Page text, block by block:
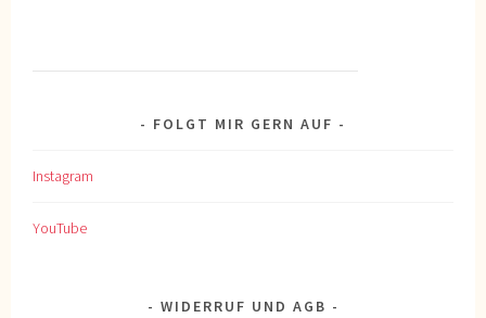
FOLGT MIR GERN AUF
Instagram
YouTube
WIDERRUF UND AGB